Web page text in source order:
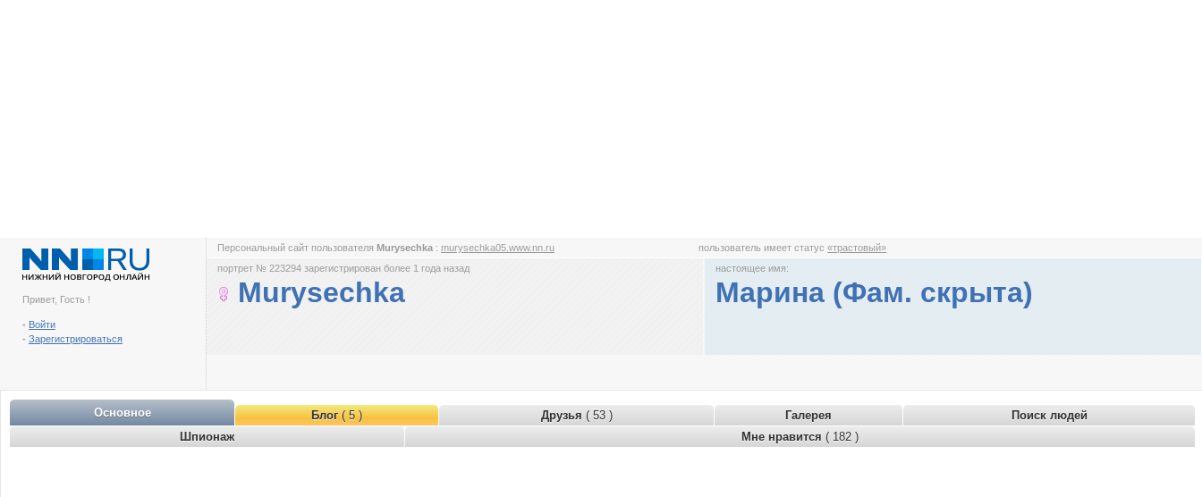
Привет, Гость !
- Войти
- Зарегистрироваться
Персональный сайт пользователя Murysechka : murysechka05.www.nn.ru пользователь имеет статус«трастовый»
портрет № 223294 зарегистрирован более 1 года назад
Murysechka
настоящее имя:
Марина (Фам. скрыта)
Основное Блог( 5 ) Друзья ( 53 ) Галерея
Поиск людей
Шпионаж
Мне нравится ( 182 )